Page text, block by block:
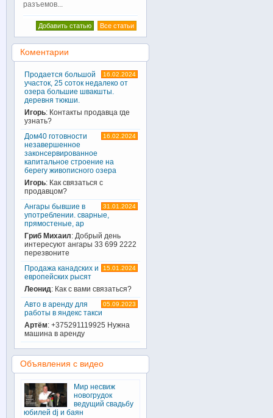
разъемов...
Все статьи
Добавить статью
Коментарии
16.02.2024
Продается большой
участок, 25 соток недалеко от
озера большие швакшты.
деревня тюкши.
Игорь: Контакты продавца где
узнать?
16.02.2024
Дом40 готовности
незавершенное
законсервированное
капитальное строение на
берегу живописного озера
Игорь: Как связаться с
продавцом?
31.01.2024
Ангары бывшие в
употреблении. сварные,
прямостеные, ар
Гриб Михаил: Добрый день
интересуют ангары 33 699 2222
перезвоните
15.01.2024
Продажа канадских и
европейских рысят
Леонид: Как с вами связаться?
05.09.2023
Авто в аренду для
работы в яндекс такси
Артём: +375291119925 Нужна
машина в аренду
Объявления с видео
Мир несвиж
новогрудок
ведущий свадьбу
юбилей dj и баян